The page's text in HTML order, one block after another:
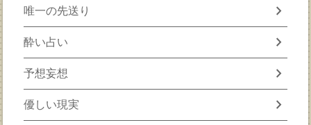
唯一の先送り chevron_right
酔い占い chevron_right
予想妄想 chevron_right
優しい現実 chevron_right